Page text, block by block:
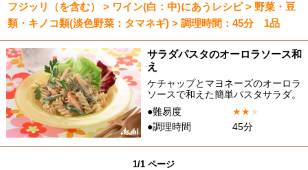
フジッリ（を含む） > ワイン(白：中)にあうレシピ > 野菜・豆
類・キノコ類(淡色野菜：タマネギ) > 調理時間：45分 1品
サラダパスタのオーロラソース和
え
ケチャップとマヨネーズのオーロラ
ソースで和えた簡単パスタサラダ。
●難易度
★★★
●調理時間
45分
1/1 ページ